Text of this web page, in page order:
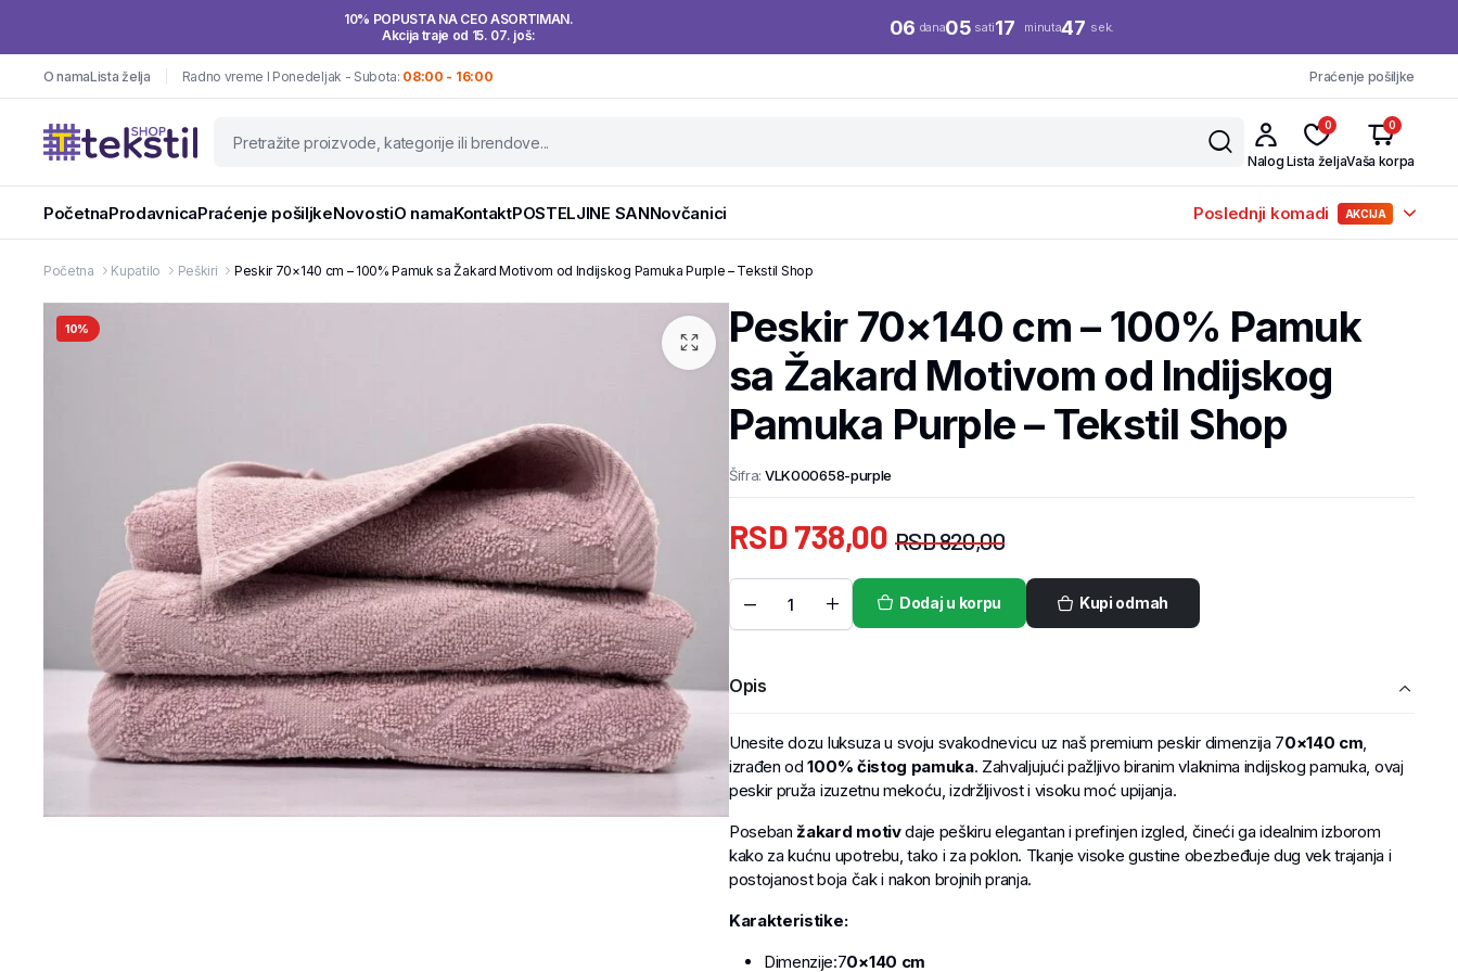
10% POPUSTA NA CEO ASORTIMAN.
Akcija traje od 15. 07. još:
06 dana05 sati17 minuta46 sek.
O namaLista želja Radno vreme I Ponedeljak - Subota: 08:00 - 16:00 Praćenje pošiljke
Nalog
0
Lista želja
0
Vaša korpa
PočetnaProdavnicaPraćenje pošiljkeNovostiO namaKontaktPOSTELJINE SANNovčanici Poslednji komadi AKCIJA
Početna Kupatilo Peškiri Peskir 70×140 cm – 100% Pamuk sa Žakard Motivom od Indijskog Pamuka Purple – Tekstil Shop
10%
Peskir 70×140 cm – 100% Pamuk
sa Žakard Motivom od Indijskog
Pamuka Purple – Tekstil Shop
Šifra: VLK000658-purple
RSD820,00
RSD738,00
Dodaj u korpu Kupi odmah
Opis
Unesite dozu luksuza u svoju svakodnevicu uz naš premium peskir dimenzija 70×140 cm,
izrađen od100% čistog pamuka. Zahvaljujući pažljivo biranim vlaknima indijskog pamuka, ovaj
peskir pruža izuzetnu mekoću, izdržljivost i visoku moć upijanja.
Posebanžakard motivdaje peškiru elegantan i prefinjen izgled, čineći ga idealnim izborom
kako za kućnu upotrebu, tako i za poklon. Tkanje visoke gustine obezbeđuje dug vek trajanja i
postojanost boja čak i nakon brojnih pranja.
Karakteristike:
Dimenzije:70×140 cm